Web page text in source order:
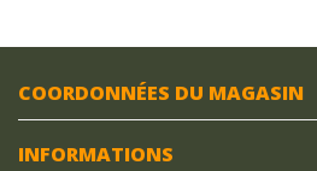
COORDONNÉES DU MAGASIN
INFORMATIONS